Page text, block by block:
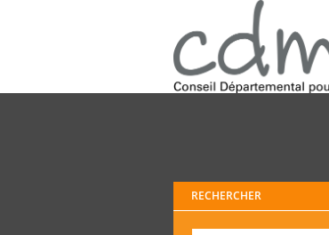
RECHERCHER